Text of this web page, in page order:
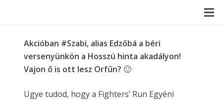
Akcióban #Szabi, alias Edzőbá a béri
versenyünkön a Hosszú hinta akadályon!
Vajon ő is ott lesz Orfűn? 🙂
Ugye tudod, hogy a Fighters’ Run Egyéni